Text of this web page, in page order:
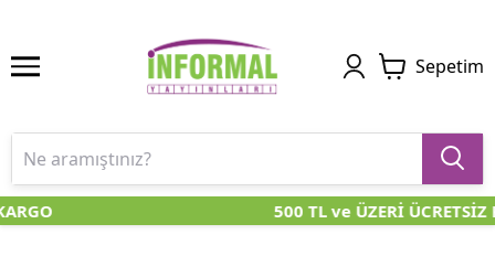
Sepetim
500 TL ve ÜZERİ ÜCRETSİZ